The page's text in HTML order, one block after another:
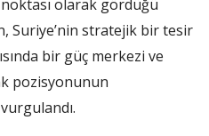
olarak gördüğü
Suriye’nin stratejik bir tesir
bir güç merkezi ve
pozisyonunun